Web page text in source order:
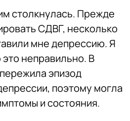
столкнулась. Прежде
СДВГ, несколько
мне депрессию. Я
неправильно. В
эпизод
поэтому могла
и состояния.